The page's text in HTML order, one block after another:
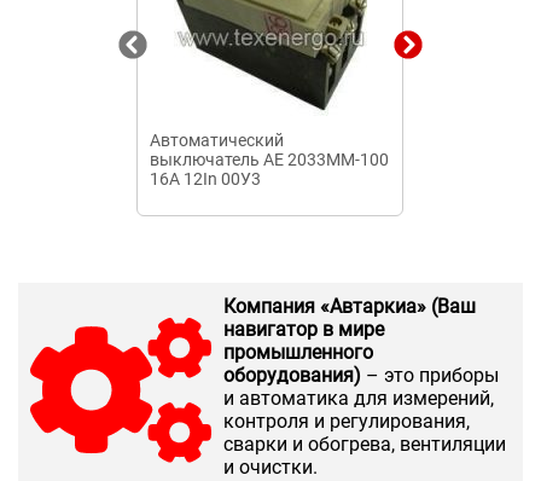
Автоматический
выключатель АЕ 2033ММ-100
16А 12In 00У3
Компания «Автаркиа» (Ваш
навигатор в мире
промышленного
оборудования) – это приборы
и автоматика для измерений,
контроля и регулирования,
сварки и обогрева, вентиляции
и очистки.